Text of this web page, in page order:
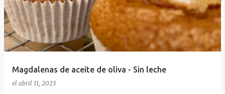
Magdalenas de aceite de oliva - Sin leche
el abril 11, 2023